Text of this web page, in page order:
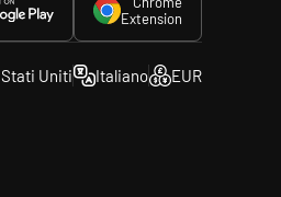
Extension
Stati Uniti Italiano EUR